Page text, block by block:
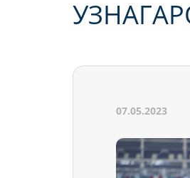
07.05.2023